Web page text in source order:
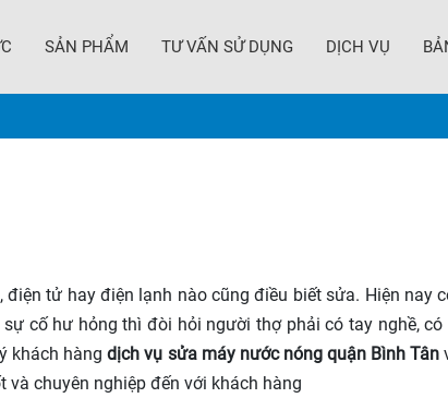
SẢN PHẨM TƯ VẤN SỬ DỤNG DỊCH VỤ
tử hay điện lạnh nào cũng điều biết sửa. Hiện nay
cố hư hỏng thì đòi hỏi người thợ phải có tay nghề,
khách hàngdịch vụ sửa máy nước nóng quận Bình Tân
chuyên nghiệp đến với khách hàng